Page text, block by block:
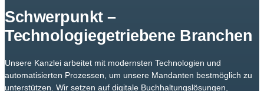
und
Beantragung
Förderprogramme.
Schwerpunkt –
Technologiegetriebene Branchen
Unsere Kanzlei arbeitet mit modernsten Technologien und
automatisierten Prozessen, um unsere Mandanten bestmöglich zu
unterstützen. Wir setzen auf digitale Buchhaltungslösungen,